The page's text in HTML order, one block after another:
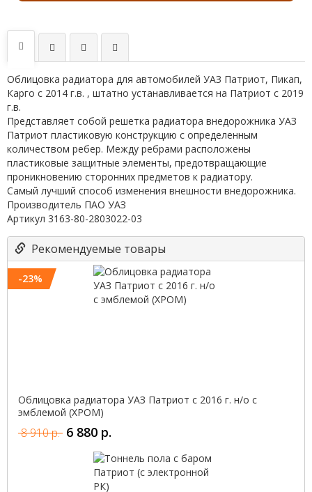
Облицовка радиатора для автомобилей УАЗ Патриот, Пикап,
Карго с 2014 г.в. , штатно устанавливается на Патриот с 2019
г.в.
Представляет собой решетка радиатора внедорожника УАЗ
Патриот пластиковую конструкцию с определенным
количеством ребер. Между ребрами расположены
пластиковые защитные элементы, предотвращающие
проникновению сторонних предметов к радиатору.
Самый лучший способ изменения внешности внедорожника.
Производитель ПАО УАЗ
Артикул 3163-80-2803022-03
Рекомендуемые товары
-23%
Облицовка радиатора УАЗ Патриот с 2016 г. н/о с
эмблемой (ХРОМ)
8 910 р. 6 880 р.